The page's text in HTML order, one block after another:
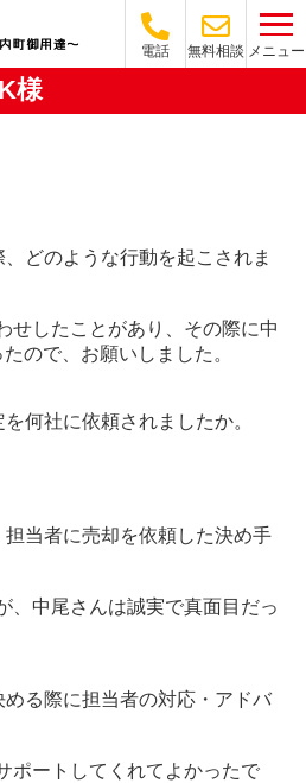
電話 無料相談 メニュー
様
どのような行動を起こされま
せしたことがあり、その際に中
ので、お願いしました。
何社に依頼されましたか。
当者に売却を依頼した決め手
、中尾さんは誠実で真面目だっ
る際に担当者の対応・アドバ
ポートしてくれてよかったで